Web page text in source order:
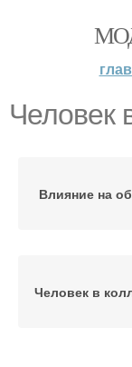
Человек
Влияние на
Человек в